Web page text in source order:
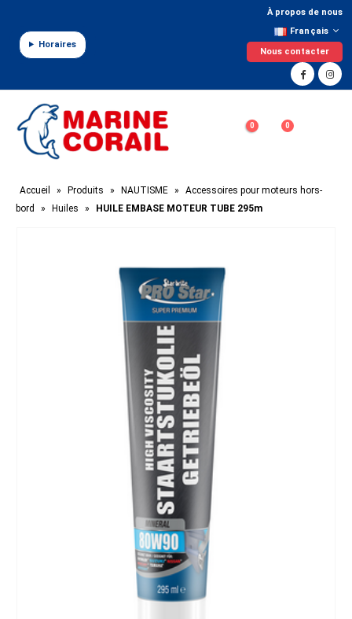
Horaires
À propos de nous
Français
Nous contacter
0 0
Accueil » Produits » NAUTISME »
Accessoires pour moteurs hors-
bord
» Huiles » HUILE EMBASE MOTEUR TUBE 295m